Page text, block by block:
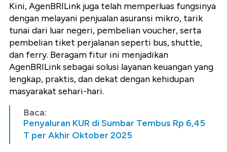
Kini, AgenBRILink juga telah memperluas fungsinya
dengan melayani penjualan asuransi mikro, tarik
tunai dari luar negeri, pembelian voucher, serta
pembelian tiket perjalanan seperti bus, shuttle,
dan ferry. Beragam fitur ini menjadikan
AgenBRILink sebagai solusi layanan keuangan yang
lengkap, praktis, dan dekat dengan kehidupan
masyarakat sehari-hari.
Baca:
Penyaluran KUR di Sumbar Tembus Rp 6,45
T per Akhir Oktober 2025